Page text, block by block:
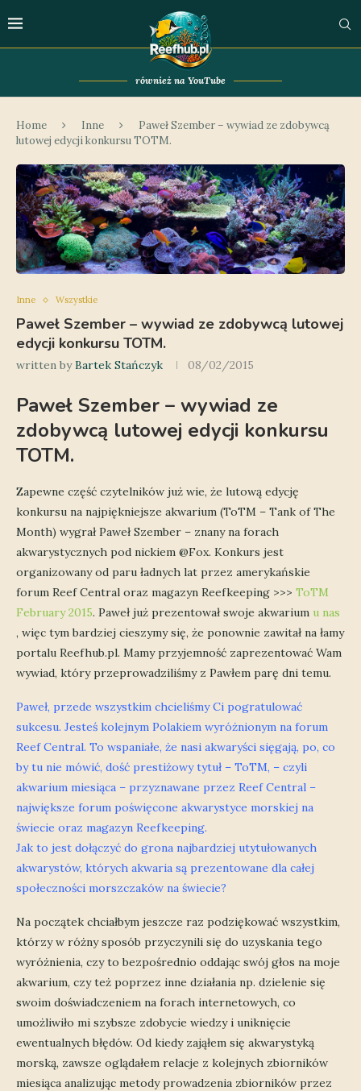
również na YouTube
Home Inne
Paweł Szember – wywiad ze zdobywcą
lutowej edycji konkursu TOTM.
Inne Wszystkie
Paweł Szember – wywiad ze zdobywcą lutowej
edycji konkursu TOTM.
written byBartek Stańczyk 08/02/2015
Paweł Szember – wywiad ze
zdobywcą lutowej edycji konkursu
TOTM.
Zapewne część czytelników już wie, że lutową edycję
konkursu na najpiękniejsze akwarium (ToTM – Tank of The
Month) wygrał Paweł Szember – znany na forach
akwarystycznych pod nickiem @Fox. Konkurs jest
organizowany od paru ładnych lat przez amerykańskie
forum Reef Central oraz magazyn Reefkeeping >>> ToTM
February 2015. Paweł już prezentował swoje akwarium u nas
, więc tym bardziej cieszymy się, że ponownie zawitał na łamy
portalu Reefhub.pl. Mamy przyjemność zaprezentować Wam
wywiad, który przeprowadziliśmy z Pawłem parę dni temu.
Paweł, przede wszystkim chcieliśmy Ci pogratulować
sukcesu. Jesteś kolejnym Polakiem wyróżnionym na forum
Reef Central. To wspaniałe, że nasi akwaryści sięgają, po, co
by tu nie mówić, dość prestiżowy tytuł – ToTM, – czyli
akwarium miesiąca – przyznawane przez Reef Central –
największe forum poświęcone akwarystyce morskiej na
świecie oraz magazyn Reefkeeping.
Jak to jest dołączyć do grona najbardziej utytułowanych
akwarystów, których akwaria są prezentowane dla całej
społeczności morszczaków na świecie?
Na początek chciałbym jeszcze raz podziękować wszystkim,
którzy w różny sposób przyczynili się do uzyskania tego
wyróżnienia, czy to bezpośrednio oddając swój głos na moje
akwarium, czy też poprzez inne działania np. dzielenie się
swoim doświadczeniem na forach internetowych, co
umożliwiło mi szybsze zdobycie wiedzy i uniknięcie
ewentualnych błędów. Od kiedy zająłem się akwarystyką
morską, zawsze oglądałem relacje z kolejnych zbiorników
miesiąca analizując metody prowadzenia zbiorników przez